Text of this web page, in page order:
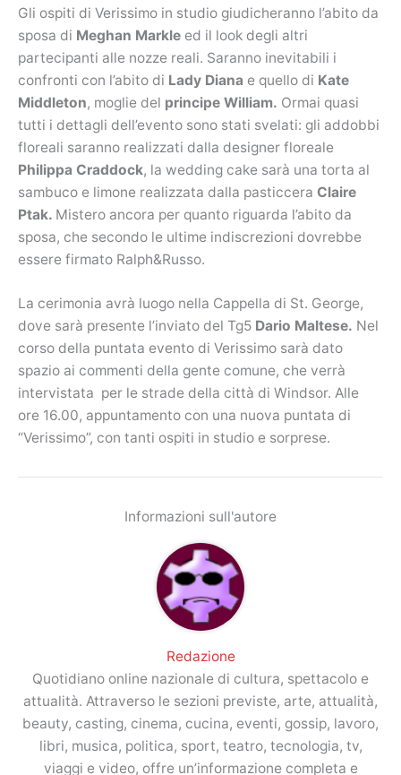
Gli ospiti di Verissimo in studio giudicheranno l’abito da
sposa di Meghan Markle ed il look degli altri
partecipanti alle nozze reali. Saranno inevitabili i
confronti con l’abito di Lady Diana e quello di Kate
Middleton, moglie del principe William. Ormai quasi
tutti i dettagli dell’evento sono stati svelati: gli addobbi
floreali saranno realizzati dalla designer floreale
Philippa Craddock, la wedding cake sarà una torta al
sambuco e limone realizzata dalla pasticcera Claire
Ptak. Mistero ancora per quanto riguarda l’abito da
sposa, che secondo le ultime indiscrezioni dovrebbe
essere firmato Ralph&Russo.
La cerimonia avrà luogo nella Cappella di St. George,
dove sarà presente l’inviato del Tg5 Dario Maltese. Nel
corso della puntata evento di Verissimo sarà dato
spazio ai commenti della gente comune, che verrà
intervistata per le strade della città di Windsor. Alle
ore 16.00, appuntamento con una nuova puntata di
“Verissimo”, con tanti ospiti in studio e sorprese.
Informazioni sull'autore
Redazione
Quotidiano online nazionale di cultura, spettacolo e
attualità. Attraverso le sezioni previste, arte, attualità,
beauty, casting, cinema, cucina, eventi, gossip, lavoro,
libri, musica, politica, sport, teatro, tecnologia, tv,
viaggi e video, offre un’informazione completa e